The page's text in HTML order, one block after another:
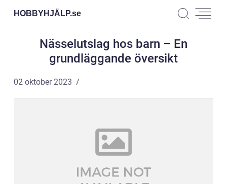
HOBBYHJÄLP.se
Nässelutslag hos barn – En
grundläggande översikt
02 oktober 2023